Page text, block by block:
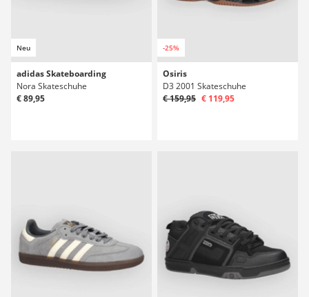
Neu
adidas Skateboarding
Nora Skateschuhe
€ 89,95
-25%
Osiris
D3 2001 Skateschuhe
€ 159,95 € 119,95